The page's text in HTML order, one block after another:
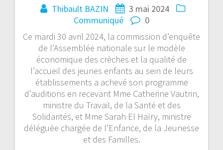
Thibault BAZIN
3 mai 2024
Communiqué
0
Ce mardi 30 avril 2024, la commission d’enquête
de l’Assemblée nationale sur le modèle
économique des crèches et la qualité de
l’accueil des jeunes enfants au sein de leurs
établissements a achevé son programme
d’auditions en recevant Mme Catherine Vautrin,
ministre du Travail, de la Santé et des
Solidarités, et Mme Sarah El Haïry, ministre
déléguée chargée de l’Enfance, de la Jeunesse
et des Familles.